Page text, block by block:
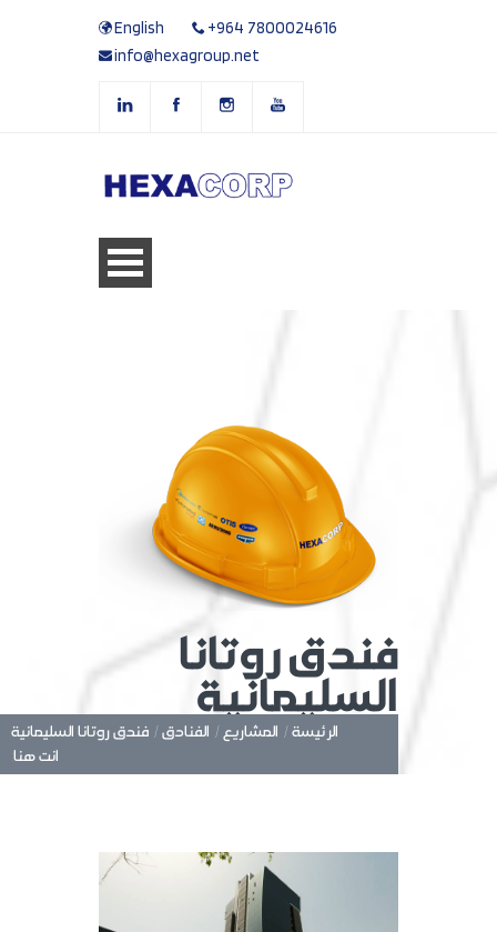
English
+964 7800024616
info@hexagroup.net
فندق روتانا
السليمانية
فندق روتانا السليمانية الفنادق / المشاريع / الرئيسة /
انت هنا: